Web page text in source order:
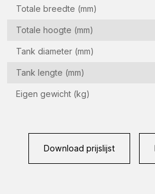
Totale breedte (mm)
Totale hoogte (mm)
Tank diameter (mm)
Tank lengte (mm)
Eigen gewicht (kg)
Download prijslijst
(Vereist)
Woonplaats
(Vereist)
Vraag
CAPTCHA